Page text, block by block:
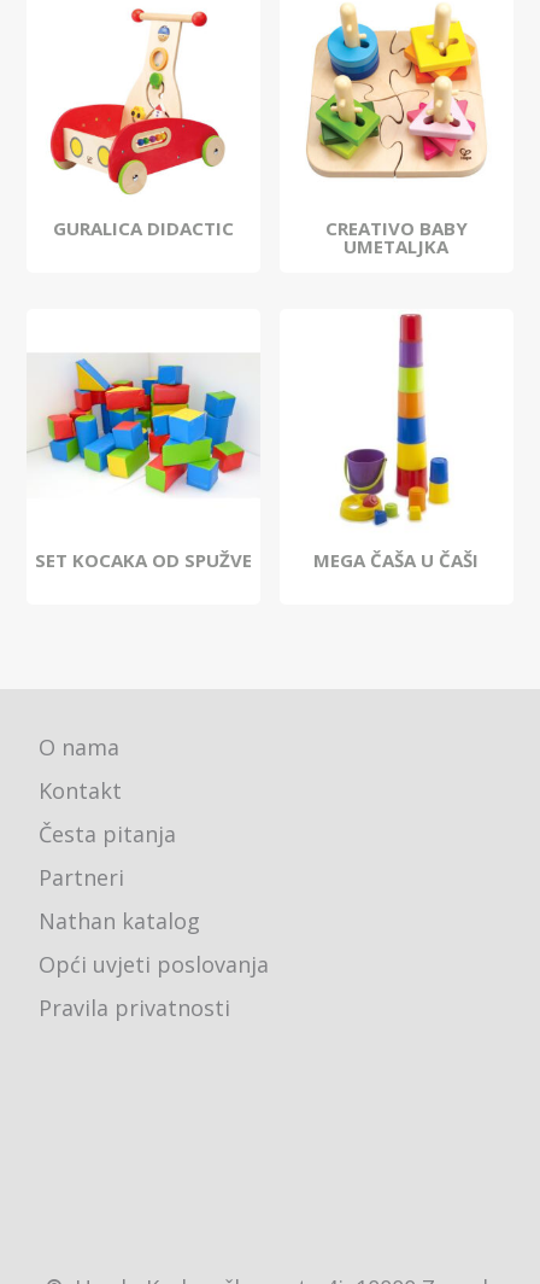
GURALICA DIDACTIC CREATIVO BABY
UMETALJKA
SET KOCAKA OD SPUŽVE MEGA ČAŠA U ČAŠI
O nama
Kontakt
Česta pitanja
Partneri
Nathan katalog
Opći uvjeti poslovanja
Pravila privatnosti